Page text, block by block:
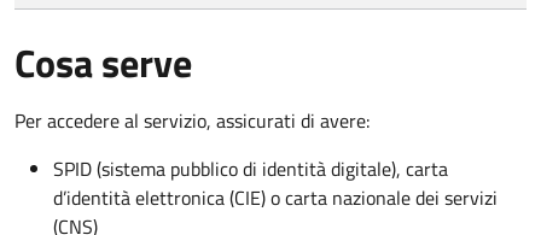
Cosa serve
Per accedere al servizio, assicurati di avere:
SPID (sistema pubblico di identità digitale), carta
d’identità elettronica (CIE) o carta nazionale dei servizi
(CNS)